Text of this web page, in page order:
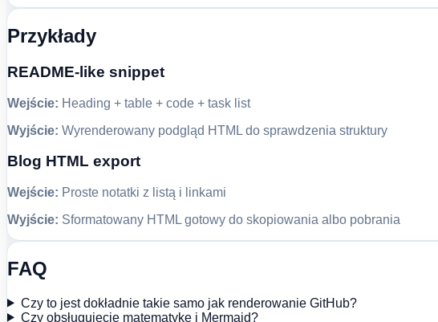
Przykłady
README-like snippet
Wejście: Heading + table + code + task list
Wyjście: Wyrenderowany podgląd HTML do sprawdzenia struktury
Blog HTML export
Wejście: Proste notatki z listą i linkami
Wyjście: Sformatowany HTML gotowy do skopiowania albo pobrania
FAQ
Czy to jest dokładnie takie samo jak renderowanie GitHub?
Czy obsługujecie matematykę i Mermaid?